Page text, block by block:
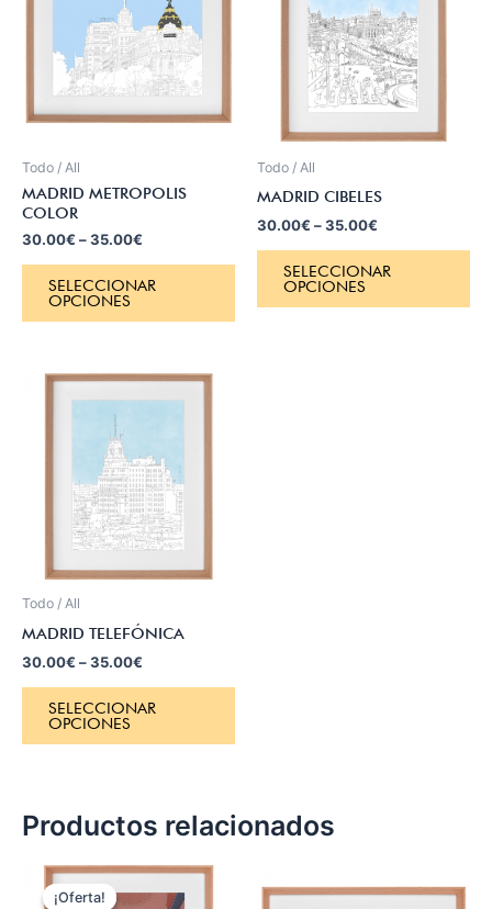
Todo / All
MADRID METROPOLIS
COLOR
30.00€ –35.00€
SELECCIONAR
OPCIONES
Todo / All
MADRID CIBELES
30.00€ –35.00€
SELECCIONAR
OPCIONES
Todo / All
MADRID TELEFÓNICA
30.00€ –35.00€
SELECCIONAR
OPCIONES
Productos relacionados
¡Oferta!
¡Oferta!